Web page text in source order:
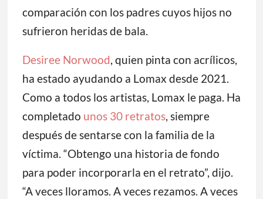
comparación con los padres cuyos hijos no
sufrieron heridas de bala.
Desiree Norwood, quien pinta con acrílicos,
ha estado ayudando a Lomax desde 2021.
Como a todos los artistas, Lomax le paga. Ha
completado unos 30 retratos, siempre
después de sentarse con la familia de la
víctima. “Obtengo una historia de fondo
para poder incorporarla en el retrato”, dijo.
“A veces lloramos. A veces rezamos. A veces